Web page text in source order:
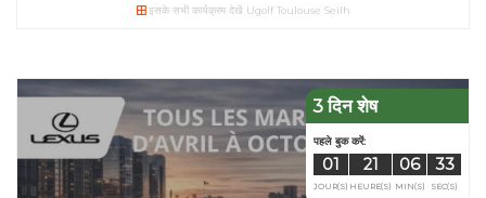
इसके सभी कार्यक्रम देखें Ugolf Toulouse Seilh
3 दिन शेष